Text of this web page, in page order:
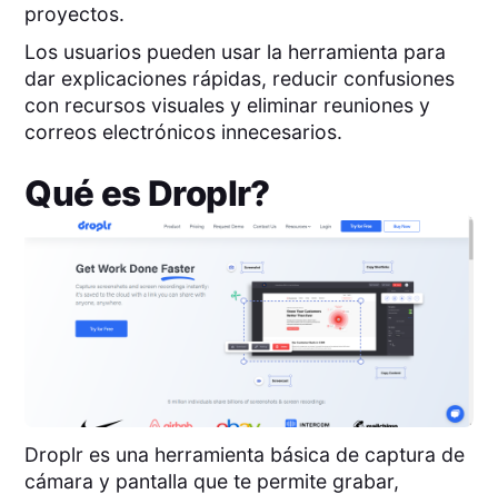
proyectos.
Los usuarios pueden usar la herramienta para
dar explicaciones rápidas, reducir confusiones
con recursos visuales y eliminar reuniones y
correos electrónicos innecesarios.
Qué es Droplr?
Droplr es una herramienta básica de captura de
cámara y pantalla que te permite grabar,